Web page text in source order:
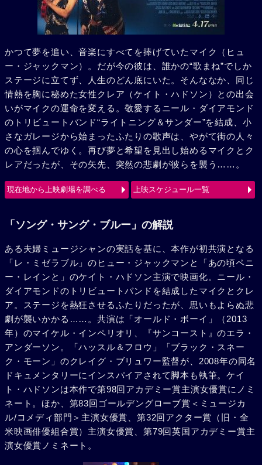
かつて夢を追い、音楽にすべてを捧げていたマイク（ヒュ
ー・ジャックマン）。だが今の彼は、誰かの“歌まね”でしか
ステージに立てず、人生のどん底にいた。そんななか、同じ
情熱を胸に秘めた女性クレア（ケイト・ハドソン）との出会
いがマイクの運命を変える。敬愛するニール・ダイアモンド
のトリビュートバンド“ライトニング＆サンダー”を結成、小
さなガレージから始まったふたりの歌声は、やがて街の人々
の心を掴んでゆく。再び夢と希望を見出し始めるマイクとク
レアだったが、その矢先、突然の悲劇が彼らを襲う……。
現在地から上映劇場を調べる 上映スケジュール一覧
「ソング・サング・ブルー」の解説
ある夫婦ミュージシャンの実話を基に、本作が初共演となる
「レ・ミゼラブル」のヒュー・ジャックマンと「あの頃ペニ
ー・レインと」のケイト・ハドソン主演で映画化。ニール・
ダイアモンドのトリビュートバンドを結成したマイクとクレ
ア。ステージを熱狂させるふたりだったが、思いもよらぬ悲
劇が襲いかかる……。共演は「オールド・ボーイ」（2013
年）のマイケル・インペリオリ、『サンコースト』のエラ・
アンダーソン。「ハッスル＆フロウ」「ブラック・スネー
ク・モーン」のクレイグ・ブリュワー監督が、2008年の同名
ドキュメンタリーにインスパイアされて脚本も執筆。ケイ
ト・ハドソンは本作で第98回アカデミー賞主演女優賞にノミ
ネート。ほか、第83回ゴールデングローブ賞＜ミュージカ
ル/コメディ部門＞主演女優賞、第32回アクター賞（旧・全
米映画俳優組合賞）主演女優賞、第79回英国アカデミー賞主
演女優賞ノミネート。